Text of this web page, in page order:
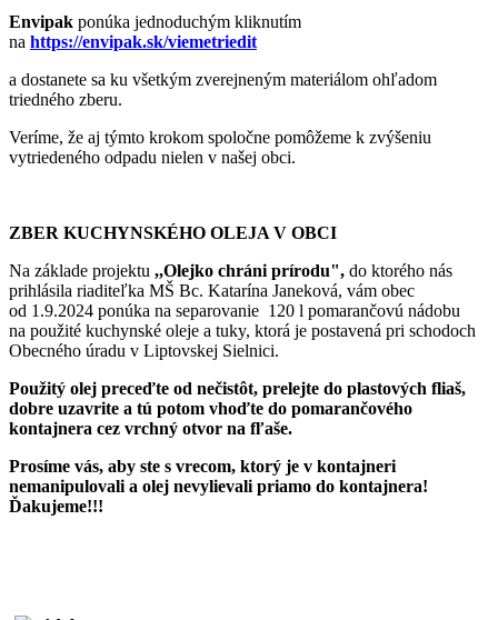
Envipak ponúka jednoduchým kliknutím
na https://envipak.sk/viemetriedit
a dostanete sa ku všetkým zverejneným materiálom ohľadom
triedného zberu.
Veríme, že aj týmto krokom spoločne pomôžeme k zvýšeniu
vytriedeného odpadu nielen v našej obci.
ZBER KUCHYNSKÉHO OLEJA V OBCI
Na základe projektu ,,Olejko chráni prírodu", do ktorého nás
prihlásila riaditeľka MŠ Bc. Katarína Janeková, vám obec
od 1.9.2024 ponúka na separovanie 120 l pomarančovú nádobu
na použité kuchynské oleje a tuky, ktorá je postavená pri schodoch
Obecného úradu v Liptovskej Sielnici.
Použitý olej preceďte od nečistôt, prelejte do plastových fliaš,
dobre uzavrite a tú potom vhoďte do pomarančového
kontajnera cez vrchný otvor na fľaše.
Prosíme vás, aby ste s vrecom, ktorý je v kontajneri
nemanipulovali a olej nevylievali priamo do kontajnera!
Ďakujeme!!!